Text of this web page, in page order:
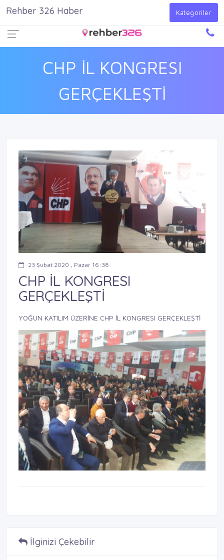
Giriş Yap
CHP İL KONGRESI
GERÇEKLEŞTİ
Rehber 326 Haber Kategoriler
23 Şubat 2020 , Pazar 16:38
CHP İL KONGRESI
GERÇEKLEŞTİ
YOĞUN KATILIM ÜZERİNE CHP İL KONGRESI GERÇEKLEŞTİ
İlginizi Çekebilir